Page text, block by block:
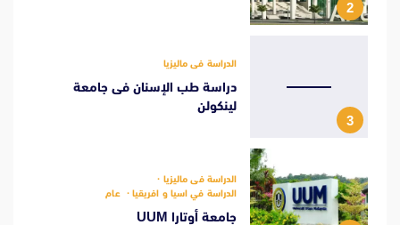
2
3
الدراسة فى ماليزيا
دراسة طب الإسنان فى جامعة
لينكولن
الدراسة فى ماليزيا
الدراسة في اسيا و افريقيا
عام
جامعة أوتارا UUM